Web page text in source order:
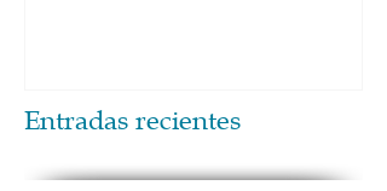
Entradas recientes